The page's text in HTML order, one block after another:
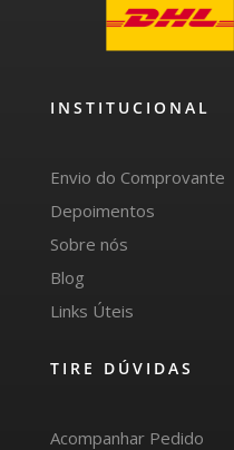
INSTITUCIONAL
Envio do Comprovante
Depoimentos
Sobre nós
Blog
Links Úteis
TIRE DÚVIDAS
Acompanhar Pedido